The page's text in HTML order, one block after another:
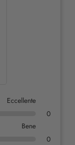
Eccellente
0
Bene
0